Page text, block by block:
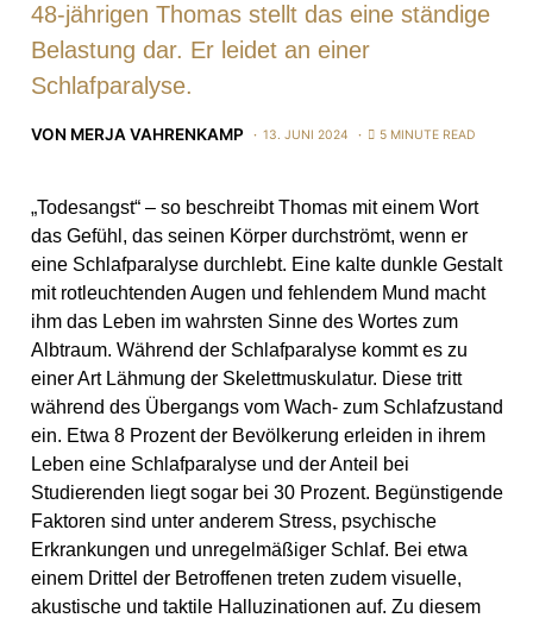
48-jährigen Thomas stellt das eine ständige
Belastung dar. Er leidet an einer
Schlafparalyse.
VON MERJA VAHRENKAMP 13. JUNI 2024 5 MINUTE READ
„Todesangst“ – so beschreibt Thomas mit einem Wort
das Gefühl, das seinen Körper durchströmt, wenn er
eine Schlafparalyse durchlebt. Eine kalte dunkle Gestalt
mit rotleuchtenden Augen und fehlendem Mund macht
ihm das Leben im wahrsten Sinne des Wortes zum
Albtraum. Während der Schlafparalyse kommt es zu
einer Art Lähmung der Skelettmuskulatur. Diese tritt
während des Übergangs vom Wach- zum Schlafzustand
ein. Etwa 8 Prozent der Bevölkerung erleiden in ihrem
Leben eine Schlafparalyse und der Anteil bei
Studierenden liegt sogar bei 30 Prozent. Begünstigende
Faktoren sind unter anderem Stress, psychische
Erkrankungen und unregelmäßiger Schlaf. Bei etwa
einem Drittel der Betroffenen treten zudem visuelle,
akustische und taktile Halluzinationen auf. Zu diesem